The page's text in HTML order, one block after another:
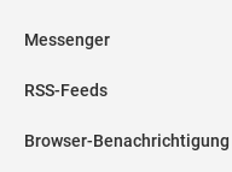
Messenger
RSS-Feeds
Browser-Benachrichtigung